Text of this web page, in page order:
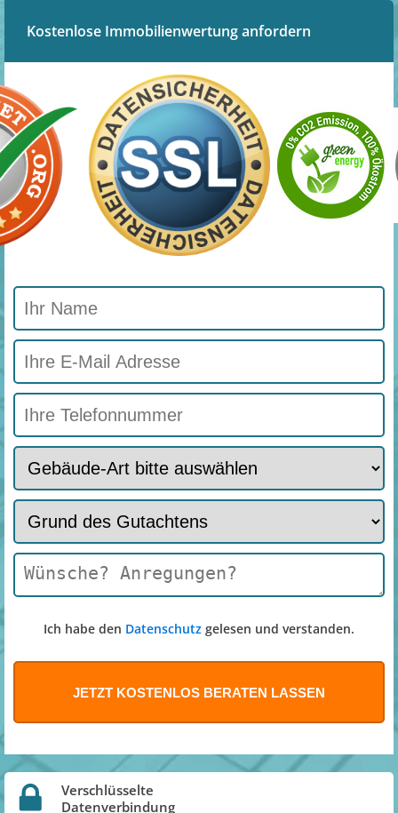
Kostenlose Immobilienwertung anfordern
Ich habe den Datenschutz gelesen und verstanden.
Verschlüsselte
Datenverbindung